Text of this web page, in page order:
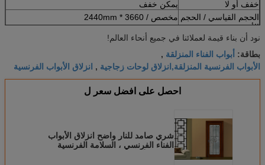
خفف أو لا
يمكن خفف
الحجم القياسي / الحجم
الأقصى
مخصص / 3660 * 2440mm
سماكة
5/6 / 8/10/12 / خفض 15mm
موك
5 قطع
نود أن بناء قيمة لعملائنا في جميع أنحاء العالم!
بطاقة: أبواب الفناء المنزلقة ,
الأبواب الفرنسية المنزلقة,انزلاق لوحات زجاجية , انزلاق الأبواب الفرنسية
احصل على افضل سعر ل
شري صامد للنار واضح انزلاق الأبواب
الفناء الفرنسي ، السلامة الفرنسية